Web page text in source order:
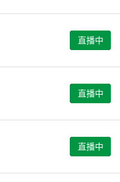
直播中
直播中
直播中